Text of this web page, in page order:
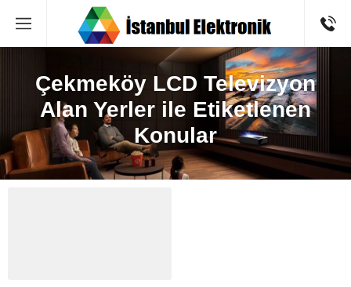
Çekmeköy LCD Televizyon
Alan Yerler ile Etiketlenen
Konular